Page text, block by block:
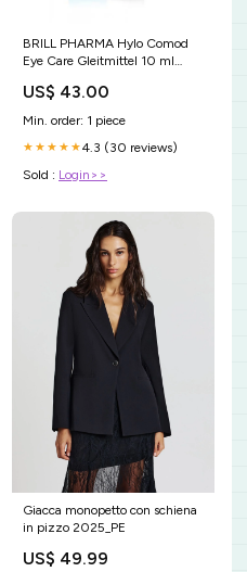
BRILL PHARMA Hylo Comod
Eye Care Gleitmittel 10 ml
US$ 43.00
Min. order: 1 piece
★★★★★4.3 (30 reviews)
Sold : Login>>
Giacca monopetto con schiena
in pizzo 2025_PE
US$ 49.99